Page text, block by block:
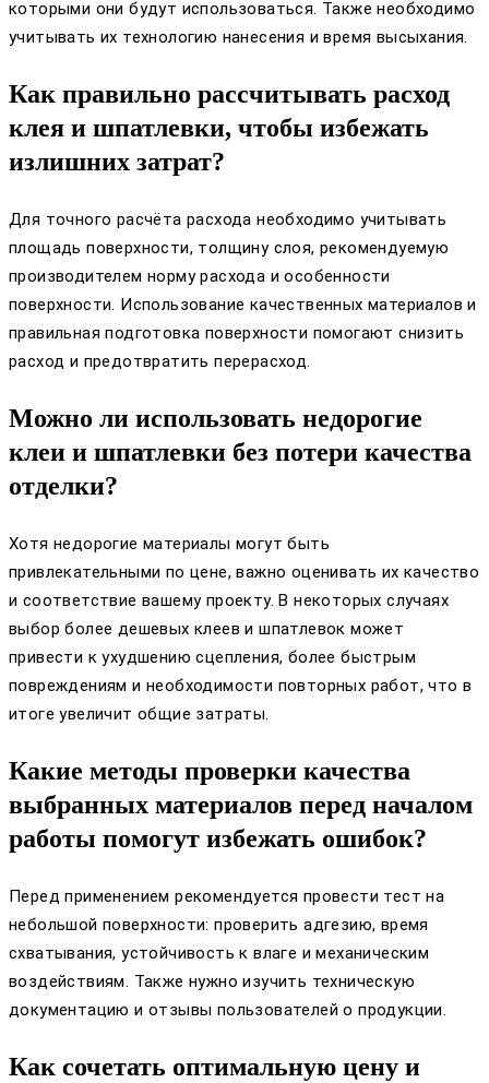
которыми они будут использоваться. Также необходимо
учитывать их технологию нанесения и время высыхания.
Как правильно рассчитывать расход
клея и шпатлевки, чтобы избежать
излишних затрат?
Для точного расчёта расхода необходимо учитывать
площадь поверхности, толщину слоя, рекомендуемую
производителем норму расхода и особенности
поверхности. Использование качественных материалов и
правильная подготовка поверхности помогают снизить
расход и предотвратить перерасход.
Можно ли использовать недорогие
клеи и шпатлевки без потери качества
отделки?
Хотя недорогие материалы могут быть
привлекательными по цене, важно оценивать их качество
и соответствие вашему проекту. В некоторых случаях
выбор более дешевых клеев и шпатлевок может
привести к ухудшению сцепления, более быстрым
повреждениям и необходимости повторных работ, что в
итоге увеличит общие затраты.
Какие методы проверки качества
выбранных материалов перед началом
работы помогут избежать ошибок?
Перед применением рекомендуется провести тест на
небольшой поверхности: проверить адгезию, время
схватывания, устойчивость к влаге и механическим
воздействиям. Также нужно изучить техническую
документацию и отзывы пользователей о продукции.
Как сочетать оптимальную цену и